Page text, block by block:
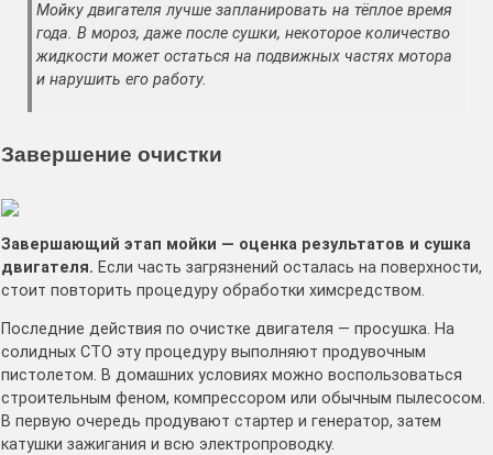
Мойку двигателя лучше запланировать на тёплое время
года. В мороз, даже после сушки, некоторое количество
жидкости может остаться на подвижных частях мотора
и нарушить его работу.
Завершение очистки
Завершающий этап мойки — оценка результатов и сушка
двигателя. Если часть загрязнений осталась на поверхности,
стоит повторить процедуру обработки химсредством.
Последние действия по очистке двигателя — просушка. На
солидных СТО эту процедуру выполняют продувочным
пистолетом. В домашних условиях можно воспользоваться
строительным феном, компрессором или обычным пылесосом.
В первую очередь продувают стартер и генератор, затем
катушки зажигания и всю электропроводку.